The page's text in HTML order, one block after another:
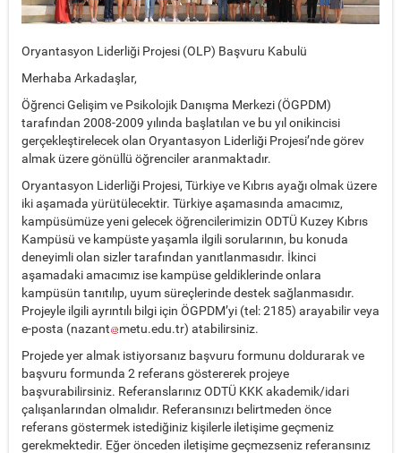
Oryantasyon Liderliği Projesi (OLP) Başvuru Kabulü
Merhaba Arkadaşlar,
Öğrenci Gelişim ve Psikolojik Danışma Merkezi (ÖGPDM)
tarafından 2008-2009 yılında başlatılan ve bu yıl onikincisi
gerçekleştirelecek olan Oryantasyon Liderliği Projesi’nde görev
almak üzere gönüllü öğrenciler aranmaktadır.
Oryantasyon Liderliği Projesi, Türkiye ve Kıbrıs ayağı olmak üzere
iki aşamada yürütülecektir. Türkiye aşamasında amacımız,
kampüsümüze yeni gelecek öğrencilerimizin ODTÜ Kuzey Kıbrıs
Kampüsü ve kampüste yaşamla ilgili sorularının, bu konuda
deneyimli olan sizler tarafından yanıtlanmasıdır. İkinci
aşamadaki amacımız ise kampüse geldiklerinde onlara
kampüsün tanıtılıp, uyum süreçlerinde destek sağlanmasıdır.
Projeyle ilgili ayrıntılı bilgi için ÖGPDM’yi (tel: 2185) arayabilir veya
e-posta (nazant metu.edu.tr) atabilirsiniz.
Projede yer almak istiyorsanız başvuru formunu doldurarak ve
başvuru formunda 2 referans göstererek projeye
başvurabilirsiniz. Referanslarınız ODTÜ KKK akademik/idari
çalışanlarından olmalıdır. Referansınızı belirtmeden önce
referans göstermek istediğiniz kişilerle iletişime geçmeniz
gerekmektedir. Eğer önceden iletişime geçmezseniz referansınız